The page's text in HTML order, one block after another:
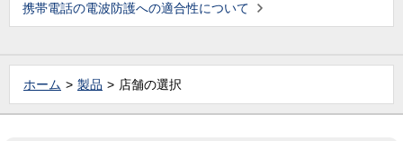
携帯電話の電波防護への適合性について
ホーム 製品 店舗の選択